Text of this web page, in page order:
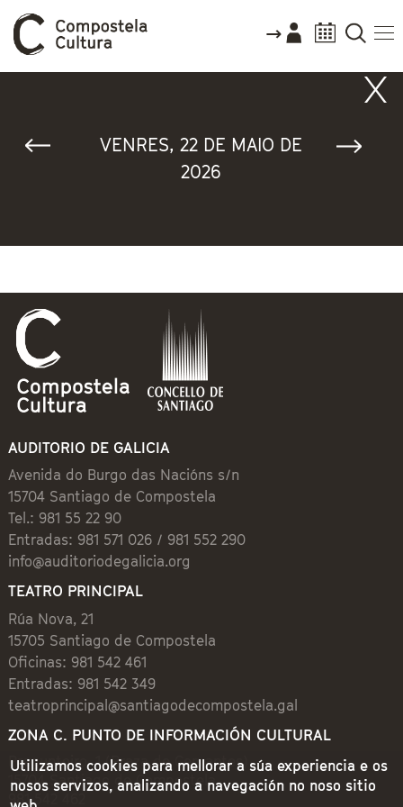
VENRES, 22 DE MAIO DE
2026
AUDITORIO DE GALICIA
Avenida do Burgo das Nacións s/n
15704 Santiago de Compostela
Tel.: 981 55 22 90
Entradas: 981 571 026 / 981 552 290
info@auditoriodegalicia.org
TEATRO PRINCIPAL
Rúa Nova, 21
15705 Santiago de Compostela
Oficinas: 981 542 461
Entradas: 981 542 349
teatroprincipal@santiagodecompostela.gal
ZONA C. PUNTO DE INFORMACIÓN CULTURAL
Preguntoiro, 1 (Praza de Cervantes)
15704 Santiago de Compostela
981 542 462
Utilizamos cookies para mellorar a súa experiencia e os
nosos servizos, analizando a navegación no noso sitio